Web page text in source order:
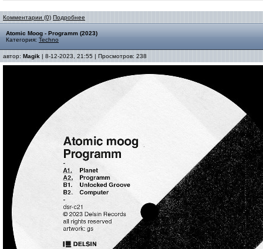
Комментарии (0) Подробнее
Atomic Moog - Programm (2023)
Категория: Techno
автор: Magik | 8-12-2023, 21:55 | Просмотров: 238